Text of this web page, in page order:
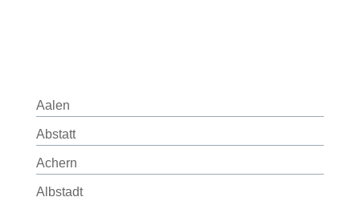
Aalen
Abstatt
Achern
Albstadt